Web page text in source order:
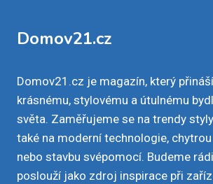
Domov21.cz
Domov21.cz je magazín, který
krásnému, stylovému a útulnému
světa. Zaměřujeme se na trendy
také na moderní technologie,
nebo stavbu svépomocí. Budeme
poslouží jako zdroj inspirace při